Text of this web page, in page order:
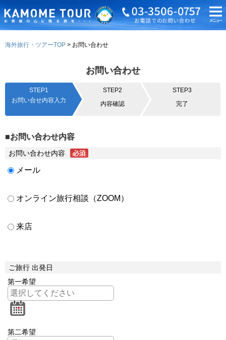
海外旅行・ツアーTOP お問い合わせ
お問い合わせ
STEP1
お問い合せ内容入力
STEP2
内容確認
STEP3
完了
■お問い合わせ内容
お問い合わせ内容
メール
オンライン旅行相談（ZOOM）
来店
ご旅行 出発日
第一希望
第二希望